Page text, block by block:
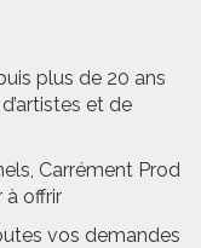
plus de 20 ans
et de
Carrément Prod
à offrir
vos demandes